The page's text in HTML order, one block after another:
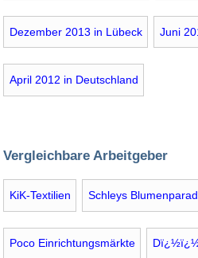
Dezember 2013 in Lübeck Juni
April 2012 in Deutschland
Vergleichbare Arbeitgeber
KiK-Textilien Schleys
Poco Einrichtungsmärkte